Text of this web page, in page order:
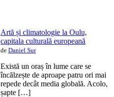
Artă și climatologie la Oulu,
capitala culturală europeană
de Daniel Sur
Există un oraș în lume care se
încălzește de aproape patru ori mai
repede decât media globală. Acolo,
șapte […]